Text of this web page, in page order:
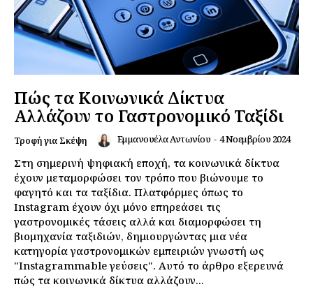
Πώς τα Κοινωνικά Δίκτυα
Αλλάζουν το Γαστρονομικό Ταξίδι
Τροφή για Σκέψη Εμμανουέλα Αντωνίου - 4 Νοεμβρίου 2024
Στη σημερινή ψηφιακή εποχή, τα κοινωνικά δίκτυα
έχουν μεταμορφώσει τον τρόπο που βιώνουμε το
φαγητό και τα ταξίδια. Πλατφόρμες όπως το
Instagram έχουν όχι μόνο επηρεάσει τις
γαστρονομικές τάσεις αλλά και διαμορφώσει τη
βιομηχανία ταξιδιών, δημιουργώντας μια νέα
κατηγορία γαστρονομικών εμπειριών γνωστή ως
"Instagrammable γεύσεις". Αυτό το άρθρο εξερευνά
πώς τα κοινωνικά δίκτυα αλλάζουν...